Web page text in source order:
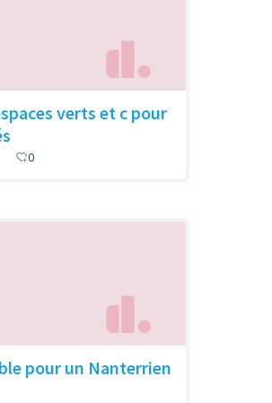
verts et c pour
0
pour un Nanterrien